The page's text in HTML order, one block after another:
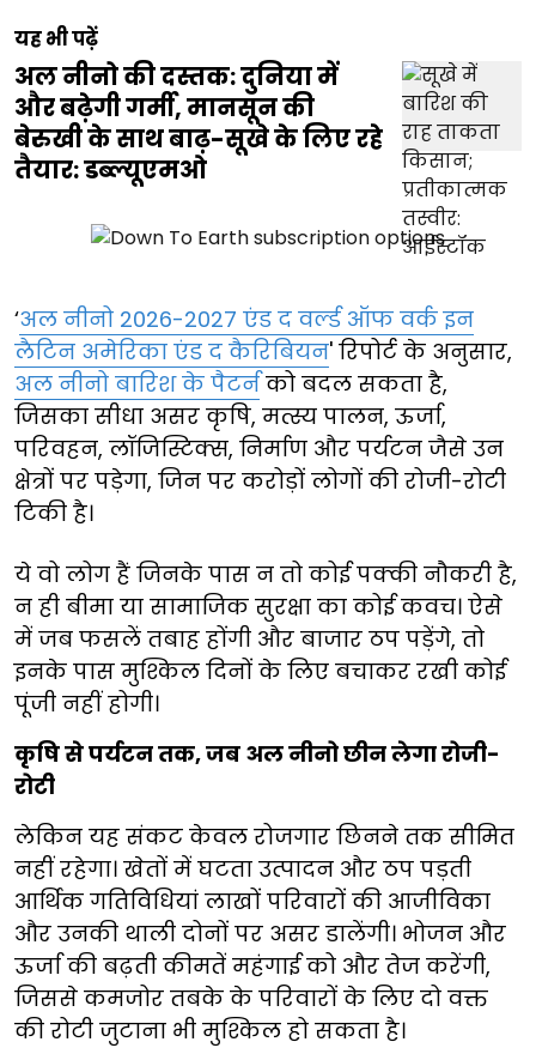
यह भी पढ़ें
अल नीनो की दस्तक: दुनिया में
और बढ़ेगी गर्मी, मानसून की
बेरुखी के साथ बाढ़-सूखे के लिए रहे
तैयार: डब्ल्यूएमओ
‘अल नीनो 2026-2027 एंड द वर्ल्ड ऑफ वर्क इन
लैटिन अमेरिका एंड द कैरिबियन' रिपोर्ट के अनुसार,
अल नीनो बारिश के पैटर्नको बदल सकता है,
जिसका सीधा असर कृषि, मत्स्य पालन, ऊर्जा,
परिवहन, लॉजिस्टिक्स, निर्माण और पर्यटन जैसे उन
क्षेत्रों पर पड़ेगा, जिन पर करोड़ों लोगों की रोजी-रोटी
टिकी है।
ये वो लोग हैं जिनके पास न तो कोई पक्की नौकरी है,
न ही बीमा या सामाजिक सुरक्षा का कोई कवच। ऐसे
में जब फसलें तबाह होंगी और बाजार ठप पड़ेंगे, तो
इनके पास मुश्किल दिनों के लिए बचाकर रखी कोई
पूंजी नहीं होगी।
कृषि से पर्यटन तक, जब अल नीनो छीन लेगा रोजी-
रोटी
लेकिन यह संकट केवल रोजगार छिनने तक सीमित
नहीं रहेगा। खेतों में घटता उत्पादन और ठप पड़ती
आर्थिक गतिविधियां लाखों परिवारों की आजीविका
और उनकी थाली दोनों पर असर डालेंगी। भोजन और
ऊर्जा की बढ़ती कीमतें महंगाई को और तेज करेंगी,
जिससे कमजोर तबके के परिवारों के लिए दो वक्त
की रोटी जुटाना भी मुश्किल हो सकता है।